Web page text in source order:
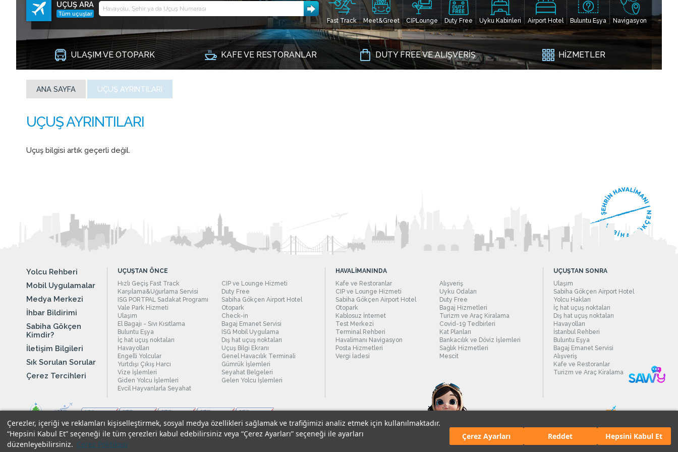
Çerezler, içeriği ve reklamları kişiselleştirmek, sosyal medya özellikleri sağlamak ve trafiğimizi analiz etmek için kullanılmaktadır.
“Hepsini Kabul Et” seçeneği ile tüm çerezleri kabul edebilirsiniz veya “Çerez Ayarları” seçeneği ile ayarları
düzenleyebilirsiniz. Çerez Politikası
Çerez Ayarları Reddet Hepsini Kabul Et
UÇUŞ ARA
Tüm uçuşlar
Fast Track Meet&Greet CIPLounge Duty Free Uyku Kabinleri Airport Hotel Buluntu Eşya Navigasyon
ULAŞIM VE OTOPARK KAFE VE RESTORANLAR DUTY FREE VE ALIŞVERİŞ HİZMETLER
ANA SAYFA UÇUŞ AYRINTILARI
Uçuş bilgisi artık geçerli değil.
Yolcu Rehberi
Mobil Uygulamalar
Medya Merkezi
İhbar Bildirimi
Sabiha Gökçen
Kimdir?
İletişim Bilgileri
Sık Sorulan Sorular
Çerez Tercihleri
UÇUŞTAN ÖNCE
Hızlı Geçiş Fast Track
CIP ve Lounge Hizmeti
Karşılama&Uğurlama Servisi
Duty Free
ISG PORTPAL Sadakat Programı
Sabiha Gökçen Airport Hotel
Vale Park Hizmeti
Otopark
Ulaşım
Check-in
El Bagajı - Sıvı Kısıtlama
Bagaj Emanet Servisi
Buluntu Eşya
ISG Mobil Uygulama
İç hat uçuş noktaları
Dış hat uçuş noktaları
Havayolları
Uçuş Bilgi Ekranı
Engelli Yolcular
Genel Havacılık Terminali
Yurtdışı Çıkış Harcı
Gümrük İşlemleri
Vize İşlemleri
Seyahat Belgeleri
Giden Yolcu İşlemleri
Gelen Yolcu İşlemleri
Evcil Hayvanlarla Seyahat
HAVALİMANINDA
Kafe ve Restoranlar
Alışveriş
CIP ve Lounge Hizmeti
Uyku Odaları
Sabiha Gökçen Airport Hotel
Duty Free
Otopark
Bagaj Hizmetleri
Kablosuz İnternet
Turizm ve Araç Kiralama
Test Merkezi
Covid-19 Tedbirleri
Terminal Rehberi
Kat Planları
Havalimanı Navigasyon
Bankacılık ve Döviz İşlemleri
Posta Hizmetleri
Sağlık Hizmetleri
Vergi İadesi
Mescit
UÇUŞTAN SONRA
Ulaşım
Sabiha Gökçen Airport Hotel
Yolcu Hakları
İç hat uçuş noktaları
Dış hat uçuş noktaları
Havayolları
İstanbul Rehberi
Buluntu Eşya
Bagaj Emanet Servisi
Alışveriş
Kafe ve Restoranlar
Turizm ve Araç Kiralama
Yasal Uyarılar Çerez Politikamız